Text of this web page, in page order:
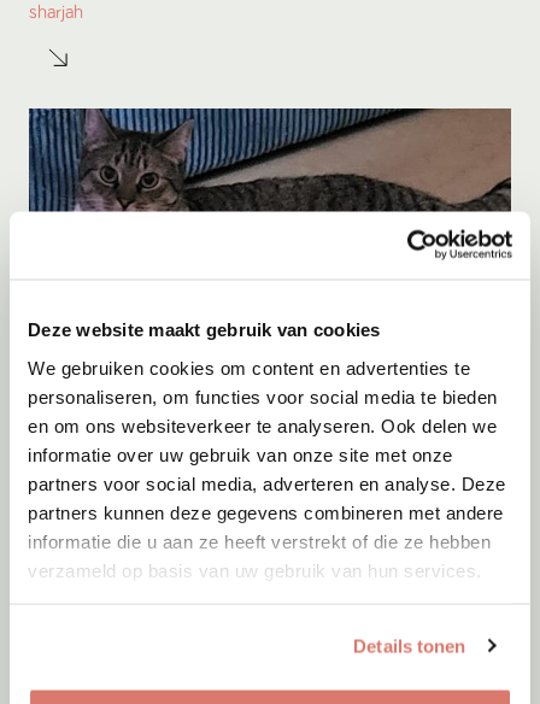
Deze website maakt gebruik van cookies
We gebruiken cookies om content en advertenties te
personaliseren, om functies voor social media te bieden
en om ons websiteverkeer te analyseren. Ook delen we
informatie over uw gebruik van onze site met onze
partners voor social media, adverteren en analyse. Deze
partners kunnen deze gegevens combineren met andere
informatie die u aan ze heeft verstrekt of die ze hebben
verzameld op basis van uw gebruik van hun services.
Details tonen
sharjah
Adoptie 10-08-2026
Rose
Eindhoven